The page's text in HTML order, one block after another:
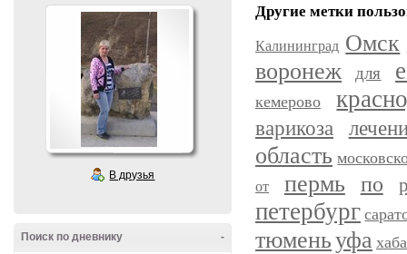
В друзья
-
Поиск по дневнику
Другие метки
Калининград Омск
воронеж для
кемерово
варикоза
область
от пермь по
петербург
тюменьуфа